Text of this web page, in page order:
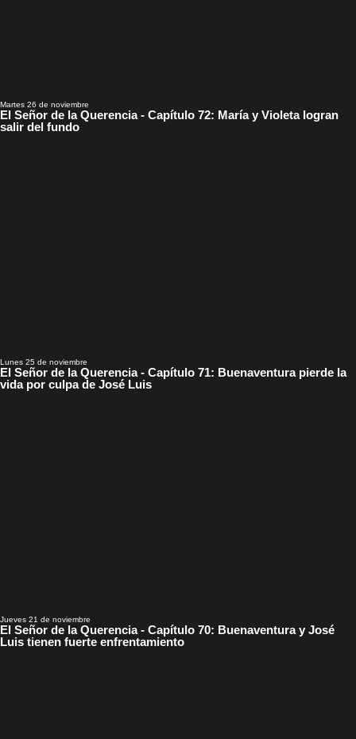
Martes 26 de noviembre
El Señor de la Querencia - Capítulo 72: María y Violeta logran
salir del fundo
Lunes 25 de noviembre
El Señor de la Querencia - Capítulo 71: Buenaventura pierde la
vida por culpa de José Luis
Jueves 21 de noviembre
El Señor de la Querencia - Capítulo 70: Buenaventura y José
Luis tienen fuerte enfrentamiento